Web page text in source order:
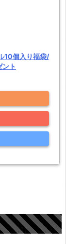
10個入り福袋/
ト